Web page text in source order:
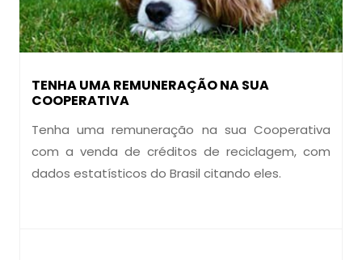
TENHA UMA REMUNERAÇÃO NA SUA
COOPERATIVA
Tenha uma remuneração na sua Cooperativa
com a venda de créditos de reciclagem, com
dados estatísticos do Brasil citando eles.